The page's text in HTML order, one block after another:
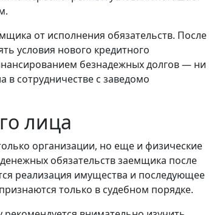
от исполнения обязательств. После
условия нового кредитного
безнадежных долгов — ни
в сотрудничестве с заведомо
лица
организации, но еще и физические
обязательств заемщика после
реализация имущества и последующее
только в судебном порядке.